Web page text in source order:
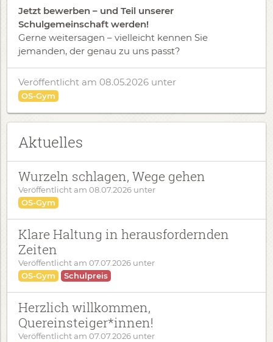
Jetzt bewerben – und Teil unserer
Schulgemeinschaft werden!
Gerne weitersagen – vielleicht kennen Sie
jemanden, der genau zu uns passt?
Veröffentlicht am 08.05.2026 unter
OS-Gym
Aktuelles
Wurzeln schlagen, Wege gehen
Veröffentlicht am 08.07.2026 unter
OS-Gym
Klare Haltung in herausfordernden
Zeiten
Veröffentlicht am 07.07.2026 unter
OS-Gym
Schulpreis
Herzlich willkommen,
Quereinsteiger*innen!
Veröffentlicht am 07.07.2026 unter